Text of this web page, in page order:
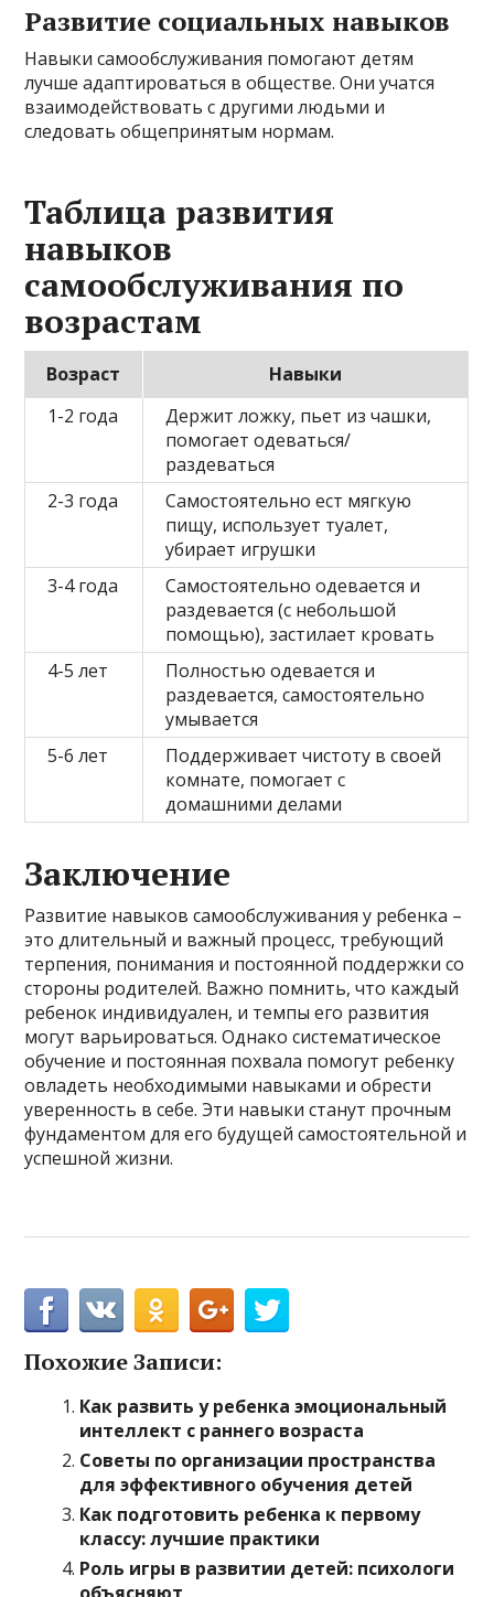
Развитие социальных навыков
Навыки самообслуживания помогают детям
лучше адаптироваться в обществе. Они учатся
взаимодействовать с другими людьми и
следовать общепринятым нормам.
Таблица развития
навыков
самообслуживания по
возрастам
Возраст
Навыки
1-2 года
Держит ложку, пьет из чашки,
помогает одеваться/
раздеваться
2-3 года
Самостоятельно ест мягкую
пищу, использует туалет,
убирает игрушки
3-4 года
Самостоятельно одевается и
раздевается (с небольшой
помощью), застилает кровать
4-5 лет
Полностью одевается и
раздевается, самостоятельно
умывается
5-6 лет
Поддерживает чистоту в своей
комнате, помогает с
домашними делами
Заключение
Развитие навыков самообслуживания у ребенка –
это длительный и важный процесс, требующий
терпения, понимания и постоянной поддержки со
стороны родителей. Важно помнить, что каждый
ребенок индивидуален, и темпы его развития
могут варьироваться. Однако систематическое
обучение и постоянная похвала помогут ребенку
овладеть необходимыми навыками и обрести
уверенность в себе. Эти навыки станут прочным
фундаментом для его будущей самостоятельной и
успешной жизни.
Похожие Записи:
Как развить у ребенка эмоциональный
интеллект с раннего возраста
Советы по организации пространства
для эффективного обучения детей
Как подготовить ребенка к первому
классу: лучшие практики
Роль игры в развитии детей: психологи